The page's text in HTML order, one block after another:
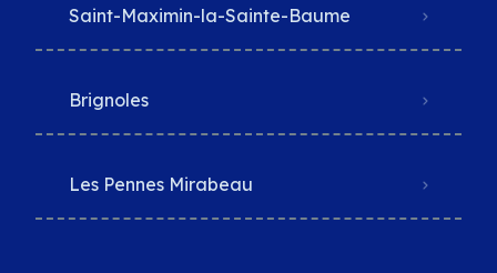
Saint-Maximin-la-Sainte-Baume
Brignoles
Les Pennes Mirabeau